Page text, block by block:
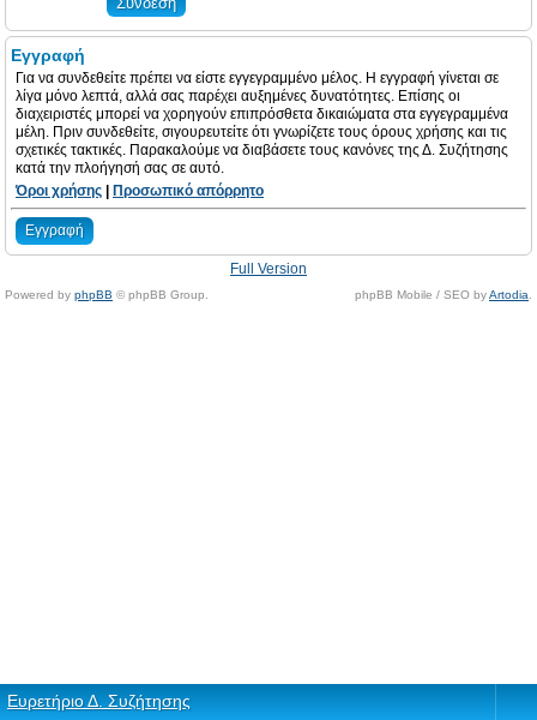
Εγγραφή
Για να συνδεθείτε πρέπει να είστε εγγεγραμμένο μέλος. Η εγγραφή γίνεται σε
λίγα μόνο λεπτά, αλλά σας παρέχει αυξημένες δυνατότητες. Επίσης οι
διαχειριστές μπορεί να χορηγούν επιπρόσθετα δικαιώματα στα εγγεγραμμένα
μέλη. Πριν συνδεθείτε, σιγουρευτείτε ότι γνωρίζετε τους όρους χρήσης και τις
σχετικές τακτικές. Παρακαλούμε να διαβάσετε τους κανόνες της Δ. Συζήτησης
κατά την πλοήγησή σας σε αυτό.
Όροι χρήσης
Προσωπικό απόρρητο
Εγγραφή
Full Version
Powered by phpBB © phpBB Group. phpBB Mobile / SEO byArtodia
Ευρετήριο Δ. Συζήτησης